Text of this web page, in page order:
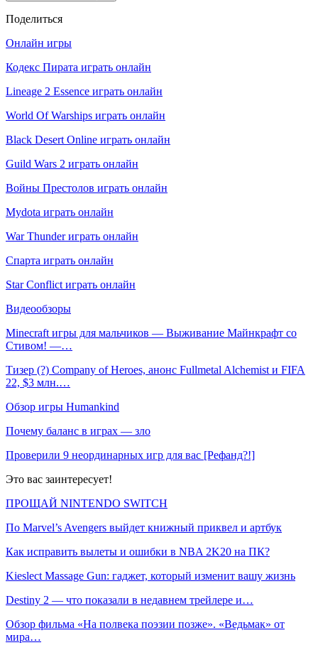
Поделиться
Онлайн игры
Кодекс Пирата играть онлайн
Lineage 2 Essence играть онлайн
World Of Warships играть онлайн
Black Desert Online играть онлайн
Guild Wars 2 играть онлайн
Войны Престолов играть онлайн
Mydota играть онлайн
War Thunder играть онлайн
Спарта играть онлайн
Star Conflict играть онлайн
Видеообзоры
Minecraft игры для мальчиков — Выживание Майнкрафт со
Стивом! —…
Тизер (?) Company of Heroes, анонс Fullmetal Alchemist и FIFA
22, $3 млн.…
Обзор игры Humankind
Почему баланс в играх — зло
Проверили 9 неординарных игр для вас [Рефанд?!]
Это вас заинтересует!
ПРОЩАЙ NINTENDO SWITCH
По Marvel’s Avengers выйдет книжный приквел и артбук
Как исправить вылеты и ошибки в NBA 2K20 на ПК?
Kieslect Massage Gun: гаджет, который изменит вашу жизнь
Destiny 2 — что показали в недавнем трейлере и…
Обзор фильма «На полвека поэзии позже». «Ведьмак» от
мира…